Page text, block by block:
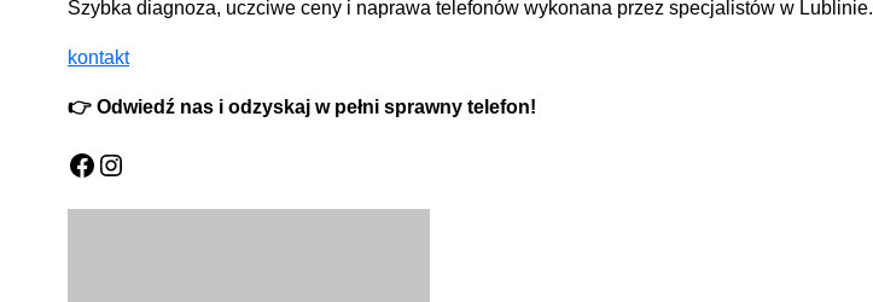
Szybka diagnoza, uczciwe ceny i naprawa telefonów wykonana przez specjalistów w Lublinie.
kontakt
👉 Odwiedź nas i odzyskaj w pełni sprawny telefon!
Facebook
Instagram